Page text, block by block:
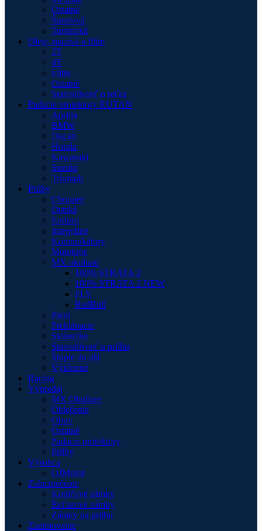
Ostatné
Športová
Turistická
Oleje, mazivá a filtre
2T
4T
Filtre
Ostatné
Starostlivosť o reťaz
Padacie protektory RUTAN
Aprilia
BMW
Ducati
Honda
Kawasaki
Suzuki
Triumph
Prilby
Chopper
Detské
Enduro
Integrálne
Komunikátory
Motokros
MX okuliare
100% STRATA 2
100% STRATA 2 NEW
FLY
RedBull
Plexi
Preklápacie
Skúter/Jet
Starostlivosť o prilbu
Štuple do uší
Výklopné
Racing
Výpredaj
MX Okuliare
Oblečenie
Obuv
Ostatné
Padacie protektory
Prilby
Výrobca
QJMotor
Zabezpečenie
Kotúčové zámky
Reťazové zámky
Zámky na prilbu
Zazimovanie